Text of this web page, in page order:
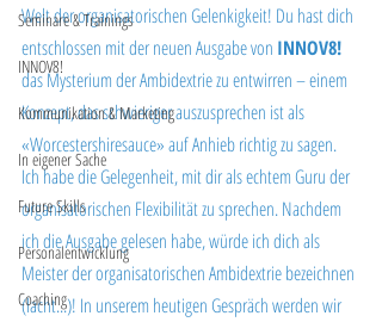
Seminare & Trainings
INNOV8!
Kommunikation & Marketing
In eigener Sache
Future Skills
Personalentwicklung
Coaching
Welt der organisatorischen Gelenkigkeit! Du hast dich
entschlossen mit der neuen Ausgabe von INNOV8!
das Mysterium der Ambidextrie zu entwirren – einem
Konzept, das schwieriger auszusprechen ist als
«Worcestershiresauce» auf Anhieb richtig zu sagen.
Ich habe die Gelegenheit, mit dir als echtem Guru der
organisatorischen Flexibilität zu sprechen. Nachdem
ich die Ausgabe gelesen habe, würde ich dich als
Meister der organisatorischen Ambidextrie bezeichnen
(lacht...)! In unserem heutigen Gespräch werden wir